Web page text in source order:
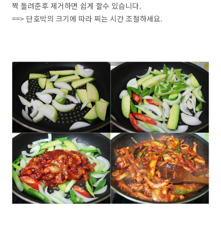
짝 돌려준후 제거하면 쉽게 할수 있습니다.
==> 단호박의 크기에 따라 찌는 시간 조절하세요.